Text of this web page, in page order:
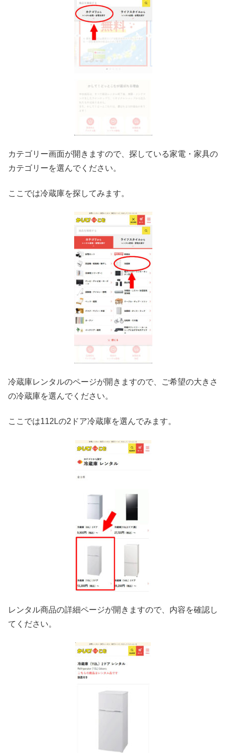
カテゴリー画面が開きますので、探している家電・家具の
カテゴリーを選んでください。
ここでは冷蔵庫を探してみます。
冷蔵庫レンタルのページが開きますので、ご希望の大きさ
の冷蔵庫を選んでください。
ここでは112Lの2ドア冷蔵庫を選んでみます。
レンタル商品の詳細ページが開きますので、内容を確認し
てください。